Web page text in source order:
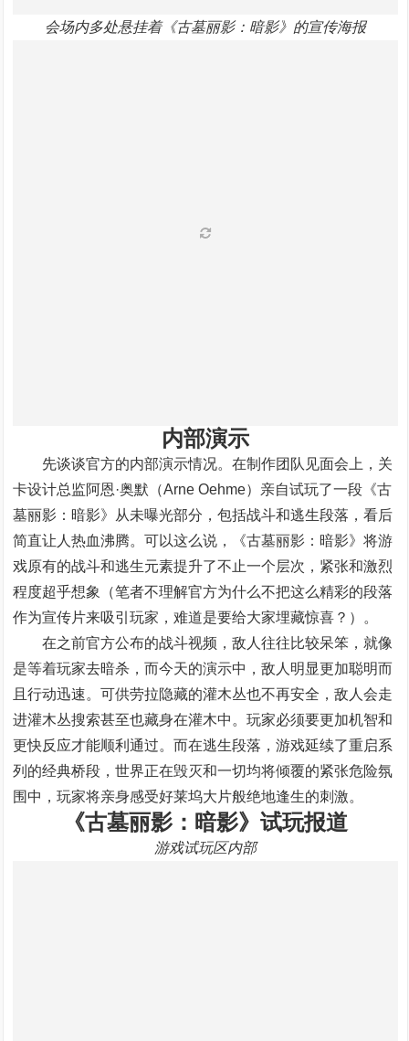
会场内多处悬挂着《古墓丽影：暗影》的宣传海报
内部演示
先谈谈官方的内部演示情况。在制作团队见面会上，关
卡设计总监阿恩·奥默（Arne Oehme）亲自试玩了一段《古
墓丽影：暗影》从未曝光部分，包括战斗和逃生段落，看后
简直让人热血沸腾。可以这么说，《古墓丽影：暗影》将游
戏原有的战斗和逃生元素提升了不止一个层次，紧张和激烈
程度超乎想象（笔者不理解官方为什么不把这么精彩的段落
作为宣传片来吸引玩家，难道是要给大家埋藏惊喜？）。
在之前官方公布的战斗视频，敌人往往比较呆笨，就像
是等着玩家去暗杀，而今天的演示中，敌人明显更加聪明而
且行动迅速。可供劳拉隐藏的灌木丛也不再安全，敌人会走
进灌木丛搜索甚至也藏身在灌木中。玩家必须要更加机智和
更快反应才能顺利通过。而在逃生段落，游戏延续了重启系
列的经典桥段，世界正在毁灭和一切均将倾覆的紧张危险氛
围中，玩家将亲身感受好莱坞大片般绝地逢生的刺激。
《古墓丽影：暗影》试玩报道
游戏试玩区内部